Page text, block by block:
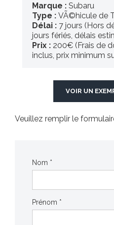
Marque : Subaru
Type : VÃ©hicule de
Délai : 7 jours (Hors
jours fériés, délais
Prix : 200€ (Frais de
inclus, prix minimum
VOIR UN
Veuillez remplir le
Nom *
Prénom *